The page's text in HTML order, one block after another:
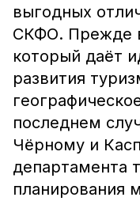
выгодных
СКФО. Прежде
который даёт
развития
последнем
Чёрному и
департамента
планирования